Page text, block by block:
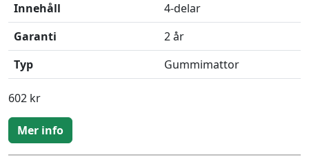
Innehåll
4-delar
Garanti
2 år
Typ
Gummimattor
602 kr
Mer info